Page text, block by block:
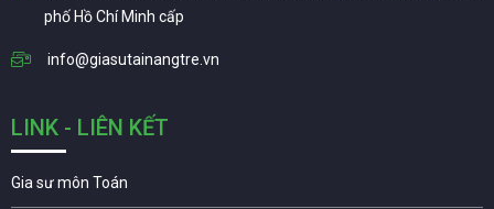
phố Hồ Chí Minh cấp
info@giasutainangtre.vn
LINK - LIÊN KẾT
Gia sư môn Toán